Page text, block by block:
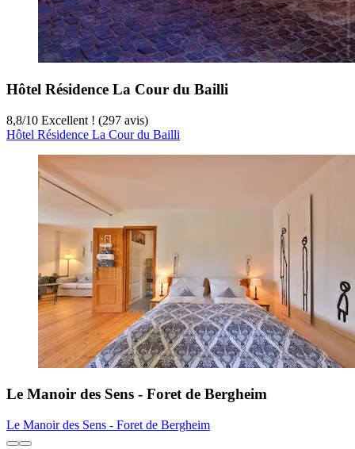
Hôtel Résidence La Cour du Bailli
8,8/10 Excellent ! (297 avis)
Hôtel Résidence La Cour du Bailli
Le Manoir des Sens - Foret de Bergheim
Le Manoir des Sens - Foret de Bergheim